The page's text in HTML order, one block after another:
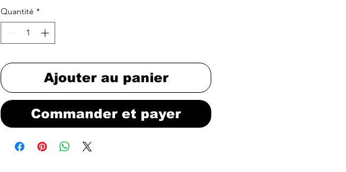
Quantité *
Ajouter au panier
Commander et payer